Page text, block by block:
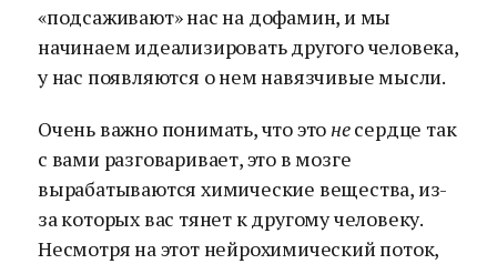
«подсаживают» нас на дофамин, и мы
начинаем идеализировать другого человека,
у нас появляются о нем навязчивые мысли.
Очень важно понимать, что этонесердце так
с вами разговаривает, это в мозге
вырабатываются химические вещества, из-
за которых вас тянет к другому человеку.
Несмотря на этот нейрохимический поток,